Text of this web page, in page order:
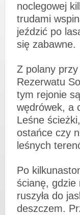
noclegowej
trudami
jeździć po
się zabawne.
Z polany
Rezerwatu
tym rejonie
wędrówek, a
Leśne
ostańce czy
leśnych
Po
ścianę, gdzie
ruszyła do
deszczem.